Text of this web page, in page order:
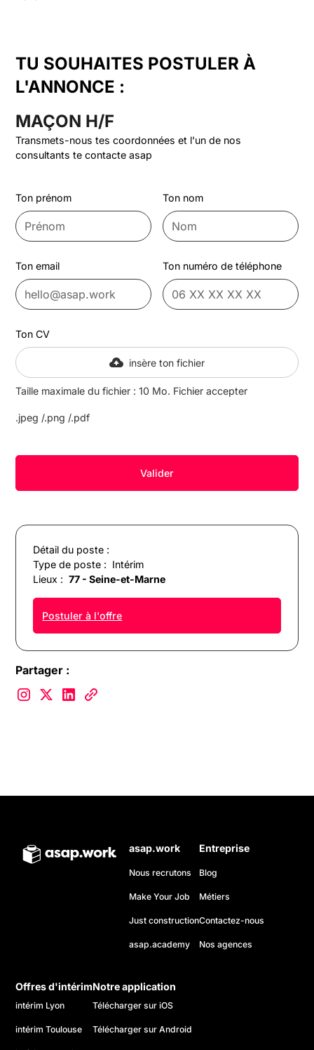
Détail du poste :
Type de poste : Intérim
Lieux : 77 - Seine-et-Marne
Postuler à l'offre
Partager :
TU SOUHAITES POSTULER À
L'ANNONCE :
MAÇON H/F
Transmets-nous tes coordonnées et l'un de nos
consultants te contacte asap
Ton prénom Ton nom
Ton email Ton numéro de téléphone
Ton CV
insère ton fichier
Taille maximale du fichier : 10 Mo. Fichier accepter
.jpeg /.png /.pdf
asap.work
Nous recrutons
Make Your Job
Just construction
asap.academy
Entreprise
Blog
Métiers
Contactez-nous
Nos agences
Offres d'intérim
intérim Lyon
intérim Toulouse
Notre application
Télécharger sur iOS
Télécharger sur Android